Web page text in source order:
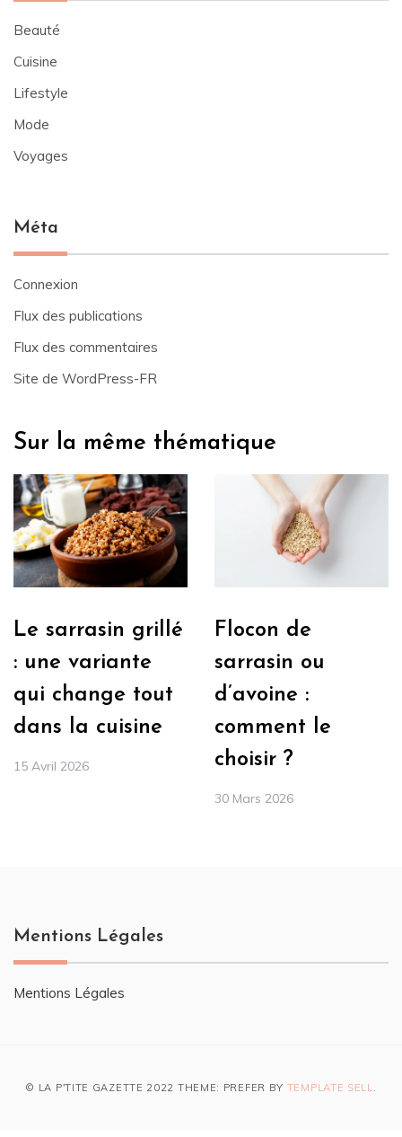
Beauté
Cuisine
Lifestyle
Mode
Voyages
Méta
Connexion
Flux des publications
Flux des commentaires
Site de WordPress-FR
Sur la même thématique
Le sarrasin grillé
: une variante
qui change tout
dans la cuisine
15 Avril 2026
Flocon de
sarrasin ou
d’avoine :
comment le
choisir ?
30 Mars 2026
Mentions Légales
Mentions Légales
© LA P'TITE GAZETTE 2022 THEME: PREFER BY TEMPLATE SELL